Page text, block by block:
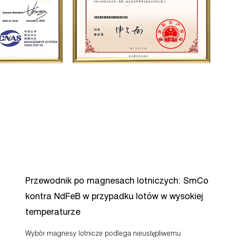
Przewodnik po magnesach lotniczych: SmCo
kontra NdFeB w przypadku lotów w wysokiej
temperaturze
Wybór magnesy lotnicze podlega nieustępliwemu